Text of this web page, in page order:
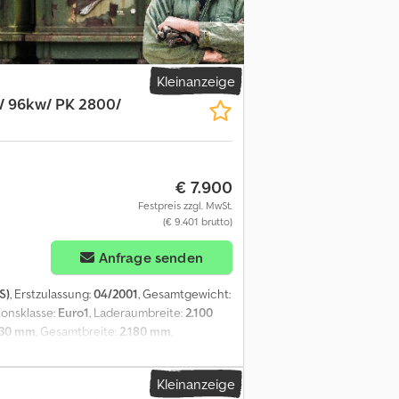
- Getöntes Glas -
Kleinanzeige
96kw/ PK 2800/
€ 7.900
Festpreis zzgl. MwSt.
(€ 9.401 brutto)
Anfrage senden
, Erstzulassung:04/2001, Gesamtgewicht:
Euro1 , Laderaumbreite: 2.100
mm , Gesamtbreite: 2.180 mm
x 2.100 mm x 390 mm * AHK
* 2 Punkt Abstütung * Lasthaken * KEIN
Kleinanzeige